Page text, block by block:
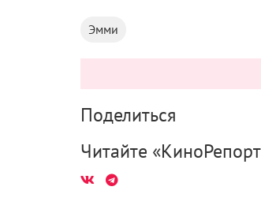
Эмми
Поделиться
Читайте